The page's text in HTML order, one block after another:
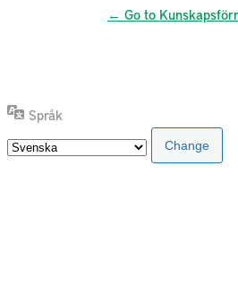
← Go to
Språk